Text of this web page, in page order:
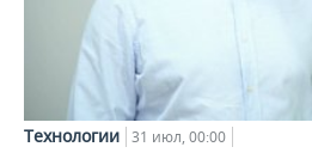
Технологии 31 июл, 00:00